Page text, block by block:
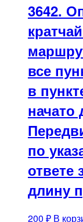
3642.
все
в
начато
по
ответе
длину
200 ₽ В